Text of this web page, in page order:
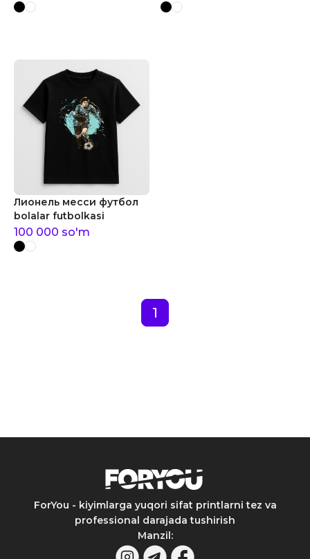
Лионель месси футбол
bolalar futbolkasi
100 000 so'm
1
ForYou - kiyimlarga yuqori sifat printlarni tez va
professional darajada tushirish
Manzil: